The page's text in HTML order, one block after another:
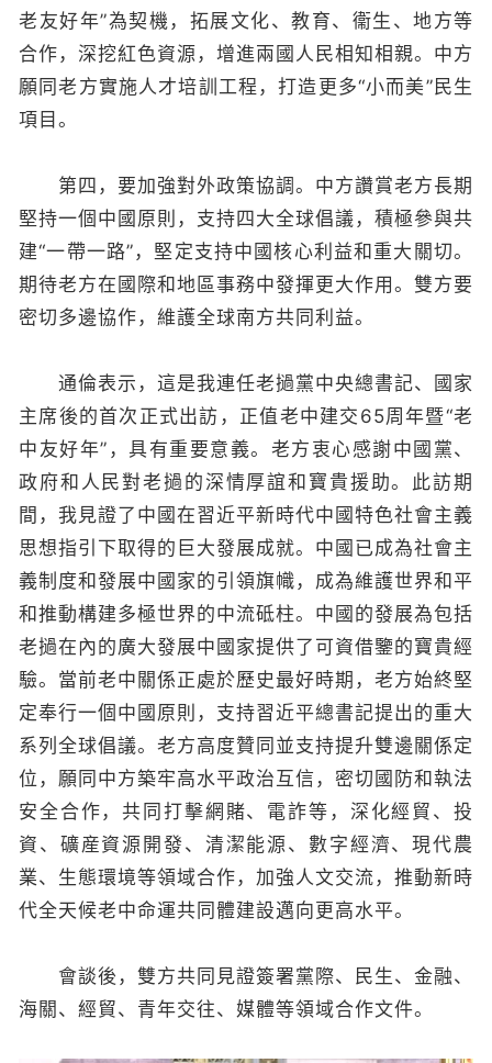
老友好年”為契機，拓展文化、教育、衞生、地方等
合作，深挖紅色資源，增進兩國人民相知相親。中方
願同老方實施人才培訓工程，打造更多“小而美”民生
項目。
第四，要加強對外政策協調。中方讚賞老方長期
堅持一個中國原則，支持四大全球倡議，積極參與共
建“一帶一路”，堅定支持中國核心利益和重大關切。
期待老方在國際和地區事務中發揮更大作用。雙方要
密切多邊協作，維護全球南方共同利益。
通倫表示，這是我連任老撾黨中央總書記、國家
主席後的首次正式出訪，正值老中建交65周年暨“老
中友好年”，具有重要意義。老方衷心感謝中國黨、
政府和人民對老撾的深情厚誼和寶貴援助。此訪期
間，我見證了中國在習近平新時代中國特色社會主義
思想指引下取得的巨大發展成就。中國已成為社會主
義制度和發展中國家的引領旗幟，成為維護世界和平
和推動構建多極世界的中流砥柱。中國的發展為包括
老撾在內的廣大發展中國家提供了可資借鑒的寶貴經
驗。當前老中關係正處於歷史最好時期，老方始終堅
定奉行一個中國原則，支持習近平總書記提出的重大
系列全球倡議。老方高度贊同並支持提升雙邊關係定
位，願同中方築牢高水平政治互信，密切國防和執法
安全合作，共同打擊網賭、電詐等，深化經貿、投
資、礦産資源開發、清潔能源、數字經濟、現代農
業、生態環境等領域合作，加強人文交流，推動新時
代全天候老中命運共同體建設邁向更高水平。
會談後，雙方共同見證簽署黨際、民生、金融、
海關、經貿、青年交往、媒體等領域合作文件。